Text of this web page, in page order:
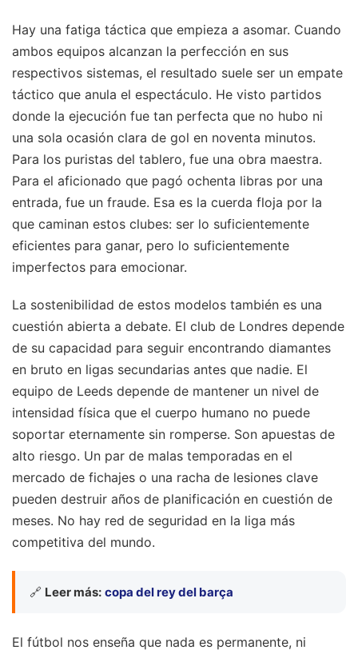
Hay una fatiga táctica que empieza a asomar. Cuando
ambos equipos alcanzan la perfección en sus
respectivos sistemas, el resultado suele ser un empate
táctico que anula el espectáculo. He visto partidos
donde la ejecución fue tan perfecta que no hubo ni
una sola ocasión clara de gol en noventa minutos.
Para los puristas del tablero, fue una obra maestra.
Para el aficionado que pagó ochenta libras por una
entrada, fue un fraude. Esa es la cuerda floja por la
que caminan estos clubes: ser lo suficientemente
eficientes para ganar, pero lo suficientemente
imperfectos para emocionar.
La sostenibilidad de estos modelos también es una
cuestión abierta a debate. El club de Londres depende
de su capacidad para seguir encontrando diamantes
en bruto en ligas secundarias antes que nadie. El
equipo de Leeds depende de mantener un nivel de
intensidad física que el cuerpo humano no puede
soportar eternamente sin romperse. Son apuestas de
alto riesgo. Un par de malas temporadas en el
mercado de fichajes o una racha de lesiones clave
pueden destruir años de planificación en cuestión de
meses. No hay red de seguridad en la liga más
competitiva del mundo.
🔗 Leer más: copa del rey del barça
El fútbol nos enseña que nada es permanente, ni